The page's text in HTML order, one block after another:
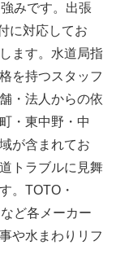
みです。出張
に対応してお
ます。水道局指
を持つスタッフ
・法人からの依
・東中野・中
が含まれてお
トラブルに見舞
。TOTO・
ど各メーカー
や水まわりリフ